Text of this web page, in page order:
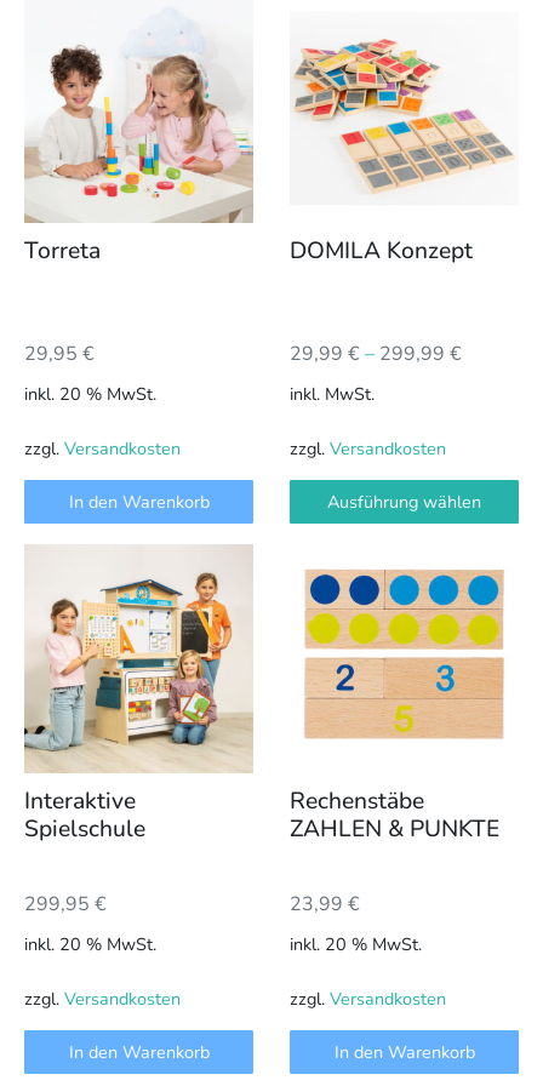
Torreta
29,95 €
inkl. 20 % MwSt.
zzgl. Versandkosten
In den Warenkorb
DOMILA Konzept
29,99 €– 299,99 €
inkl. MwSt.
zzgl. Versandkosten
Ausführung wählen
weist
mehrere
Varianten
können
gewählt
werden
Interaktive
Spielschule
299,95 €
inkl. 20 % MwSt.
zzgl. Versandkosten
In den Warenkorb
Rechenstäbe
ZAHLEN & PUNKTE
23,99 €
inkl. 20 % MwSt.
zzgl. Versandkosten
In den Warenkorb